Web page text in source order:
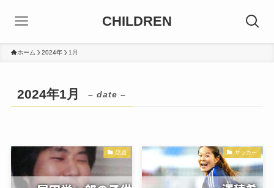
CHILDREN
ホーム 2024年 1月
2024年1月 – date –
話題 サッカー